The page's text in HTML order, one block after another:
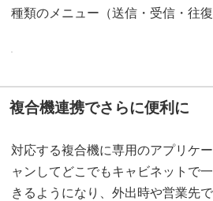
種類のメニュー（送信・受信・往
複合機連携でさらに便利に
対応する複合機に専用のアプリケ
ャンしてどこでもキャビネットで
きるようになり、外出時や営業先